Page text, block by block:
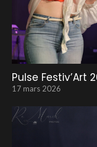
Pulse Festiv’Art
17 mars 2026